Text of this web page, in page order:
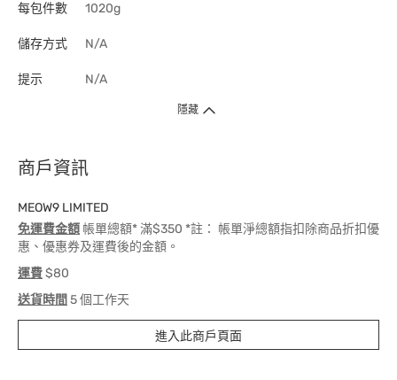
每包件數 1020g
儲存方式 N/A
提示 N/A
隱藏
商戶資訊
MEOW9 LIMITED
免運費金額 帳單總額* 滿$350 *註： 帳單淨總額指扣除商品折扣優
惠、優惠券及運費後的金額。
運費$80
送貨時間 5 個工作天
進入此商戶頁面